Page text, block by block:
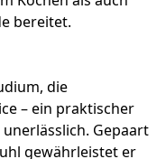
bereitet.
die
– ein praktischer
Gepaart
gewährleistet er